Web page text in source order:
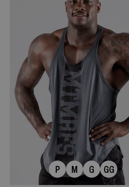
P M G GG